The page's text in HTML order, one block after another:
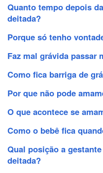
Quanto tempo depois
deitada?
Porque só tenho
Faz mal grávida passar
Como fica barriga de
Por que não pode
O que acontece se
Como o bebê fica
Qual posição a
deitada?